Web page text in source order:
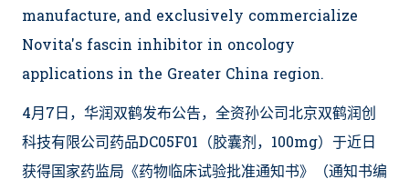
manufacture, and exclusively commercialize
Novita's fascin inhibitor in oncology
applications in the Greater China region.
4月7日，华润双鹤发布公告，全资孙公司北京双鹤润创
科技有限公司药品DC05F01（胶囊剂，100mg）于近日
获得国家药监局《药物临床试验批准通知书》（通知书编